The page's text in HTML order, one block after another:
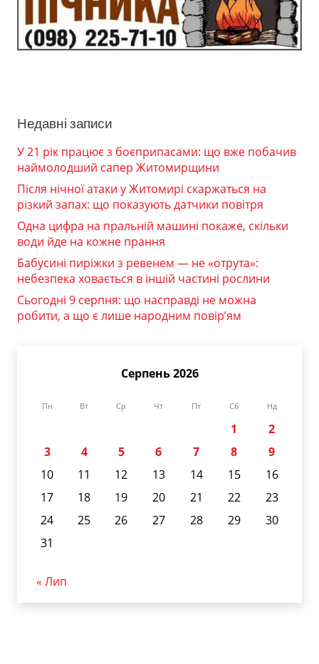
Недавні записи
У 21 рік працює з боєприпасами: що вже побачив
наймолодший сапер Житомирщини
Після нічної атаки у Житомирі скаржаться на
різкий запах: що показують датчики повітря
Одна цифра на пральній машині покаже, скільки
води йде на кожне прання
Бабусині пиріжки з ревенем — не «отрута»:
небезпека ховається в іншій частині рослини
Сьогодні 9 серпня: що насправді не можна
робити, а що є лише народним повір’ям
Серпень 2026
Пн Вт Ср Чт Пт Сб Нд
1
2
3
4 5 6 7 8
9
10
11 12 13 14 15
16
17
18 19 20 21 22
23
24
25 26 27 28 29
30
31
« Лип